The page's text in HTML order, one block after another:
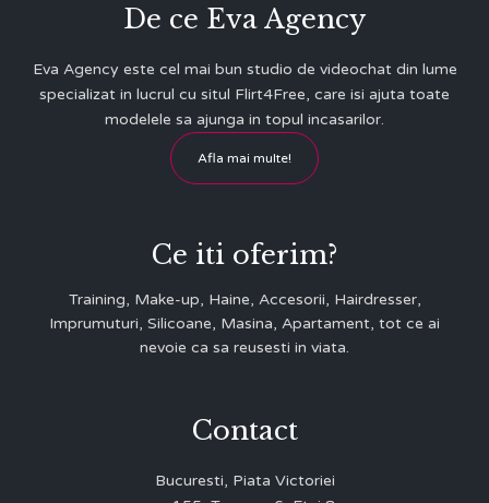
De ce Eva Agency
Eva Agency este cel mai bun studio de videochat din lume
specializat in lucrul cu situl Flirt4Free, care isi ajuta toate
modelele sa ajunga in topul incasarilor.
Afla mai multe!
Ce iti oferim?
Training, Make-up, Haine, Accesorii, Hairdresser,
Imprumuturi, Silicoane, Masina, Apartament, tot ce ai
nevoie ca sa reusesti in viata.
Contact
Bucuresti, Piata Victoriei